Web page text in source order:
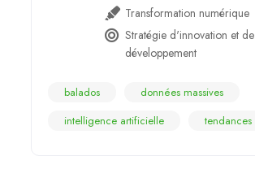
Transformation numérique
Stratégie d'innovation et de
développement
balados
données massives
intelligence artificielle
tendances